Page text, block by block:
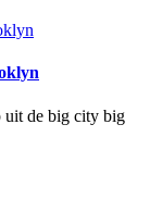
uit de big city big